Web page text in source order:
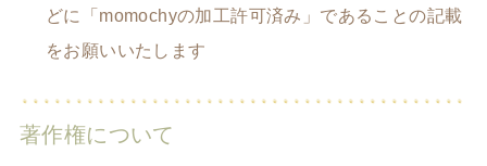
どに「momochyの加工許可済み」であることの記載
をお願いいたします
著作権について